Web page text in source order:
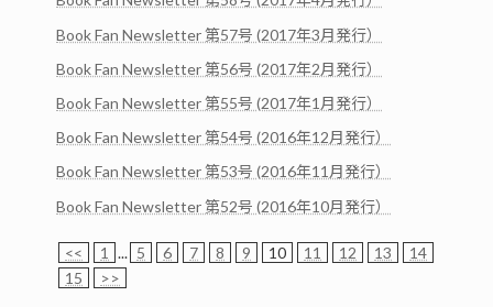
Book Fan Newsletter 第57号 (2017年3月発行）
Book Fan Newsletter 第56号 (2017年2月発行）
Book Fan Newsletter 第55号 (2017年1月発行）
Book Fan Newsletter 第54号 (2016年12月発行）
Book Fan Newsletter 第53号 (2016年11月発行）
Book Fan Newsletter 第52号 (2016年10月発行）
<< 1 ... 5 6 7 8 9 10 11 12 13
14
15
>>